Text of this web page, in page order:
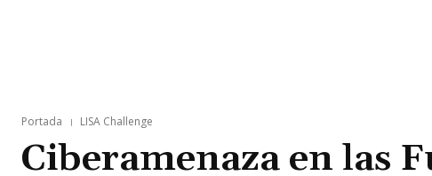
Portada LISA Challenge
Ciberamenaza en las